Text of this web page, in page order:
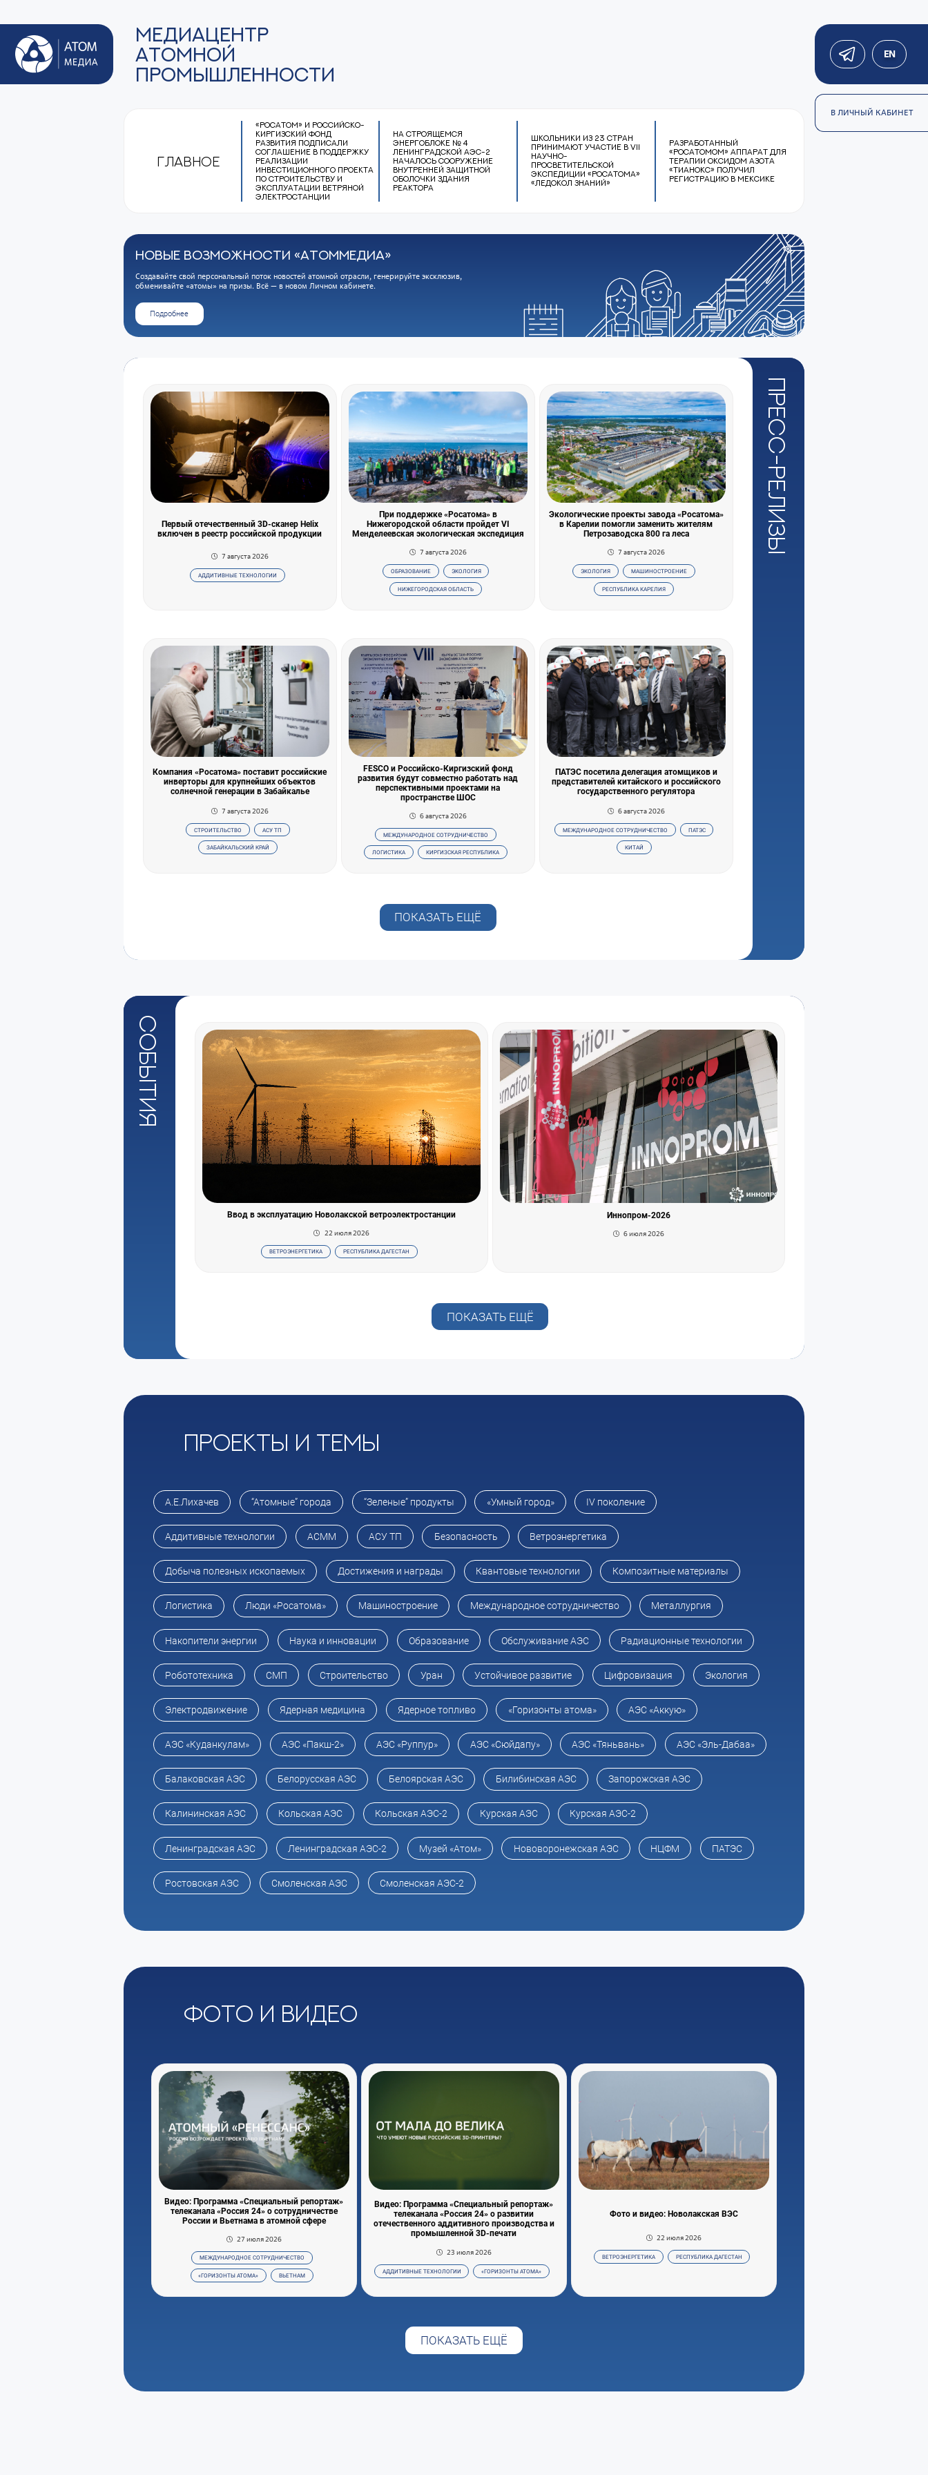
EN
В ЛИЧНЫЙ КАБИНЕТ
МЕДИАЦЕНТР
АТОМНОЙ
ПРОМЫШЛЕННОСТИ
Главное
«Росатом» и Российско-
Киргизский фонд
развития подписали
соглашение в поддержку
реализации
инвестиционного проекта
по строительству и
эксплуатации ветряной
электростанции
На строящемся
энергоблоке № 4
Ленинградской АЭС-2
началось сооружение
внутренней защитной
оболочки здания
реактора
Школьники из 23 стран
принимают участие в VII
научно-
просветительской
экспедиции «Росатома»
«Ледокол знаний»
Разработанный
«Росатомом» аппарат для
терапии оксидом азота
«Тианокс» получил
регистрацию в Мексике
НОВЫЕ ВОЗМОЖНОСТИ «АТОММЕДИА»
Создавайте свой персональный поток новостей атомной отрасли, генерируйте эксклюзив,
обменивайте «атомы» на призы. Всё — в новом Личном кабинете.
Подробнее
Первый отечественный 3D-сканер Helix
включен в реестр российской продукции
7 августа 2026
АДДИТИВНЫЕ ТЕХНОЛОГИИ
При поддержке «Росатома» в
Нижегородской области пройдет VI
Менделеевская экологическая экспедиция
7 августа 2026
ОБРАЗОВАНИЕ ЭКОЛОГИЯ
НИЖЕГОРОДСКАЯ ОБЛАСТЬ
Экологические проекты завода «Росатома»
в Карелии помогли заменить жителям
Петрозаводска 800 га леса
7 августа 2026
ЭКОЛОГИЯ МАШИНОСТРОЕНИЕ
РЕСПУБЛИКА КАРЕЛИЯ
Компания «Росатома» поставит российские
инверторы для крупнейших объектов
солнечной генерации в Забайкалье
7 августа 2026
СТРОИТЕЛЬСТВО АСУ ТП
ЗАБАЙКАЛЬСКИЙ КРАЙ
FESCO и Российско-Киргизский фонд
развития будут совместно работать над
перспективными проектами на
пространстве ШОС
6 августа 2026
МЕЖДУНАРОДНОЕ СОТРУДНИЧЕСТВО
ЛОГИСТИКА КИРГИЗСКАЯ РЕСПУБЛИКА
ПАТЭС посетила делегация атомщиков и
представителей китайского и российского
государственного регулятора
6 августа 2026
МЕЖДУНАРОДНОЕ СОТРУДНИЧЕСТВО ПАТЭС
КИТАЙ
ПОКАЗАТЬ ЕЩЁ
Пресс-релизы
События
Ввод в эксплуатацию Новолакской ветроэлектростанции
22 июля 2026
ВЕТРОЭНЕРГЕТИКА РЕСПУБЛИКА ДАГЕСТАН
Иннопром-2026
6 июля 2026
ПОКАЗАТЬ ЕЩЁ
Проекты и темы
А.Е.Лихачев “Атомные” города “Зеленые” продукты «Умный город» IV поколение
Аддитивные технологии АСММ АСУ ТП Безопасность Ветроэнергетика
Добыча полезных ископаемых Достижения и награды Квантовые технологии Композитные материалы
Логистика Люди «Росатома» Машиностроение Международное сотрудничество Металлургия
Накопители энергии Наука и инновации Образование Обслуживание АЭС Радиационные технологии
Робототехника СМП Строительство Уран Устойчивое развитие Цифровизация Экология
Электродвижение Ядерная медицина Ядерное топливо «Горизонты атома» АЭС «Аккую»
АЭС «Куданкулам» АЭС «Пакш-2» АЭС «Руппур» АЭС «Сюйдапу» АЭС «Тяньвань» АЭС «Эль-Дабаа»
Балаковская АЭС Белорусская АЭС Белоярская АЭС Билибинская АЭС Запорожская АЭС
Калининская АЭС Кольская АЭС Кольская АЭС-2 Курская АЭС Курская АЭС-2
Ленинградская АЭС Ленинградская АЭС-2 Музей «Атом» Нововоронежская АЭС НЦФМ ПАТЭС
Ростовская АЭС Смоленская АЭС Смоленская АЭС-2
Фото и видео
Видео: Программа «Специальный репортаж»
телеканала «Россия 24» о сотрудничестве
России и Вьетнама в атомной сфере
27 июля 2026
МЕЖДУНАРОДНОЕ СОТРУДНИЧЕСТВО
«ГОРИЗОНТЫ АТОМА» ВЬЕТНАМ
Видео: Программа «Специальный репортаж»
телеканала «Россия 24» о развитии
отечественного аддитивного производства и
промышленной 3D-печати
23 июля 2026
АДДИТИВНЫЕ ТЕХНОЛОГИИ «ГОРИЗОНТЫ АТОМА»
Фото и видео: Новолакская ВЭС
22 июля 2026
ВЕТРОЭНЕРГЕТИКА РЕСПУБЛИКА ДАГЕСТАН
ПОКАЗАТЬ ЕЩЁ